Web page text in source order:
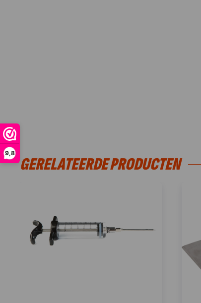
9,8
GERELATEERDE PRODUCTEN